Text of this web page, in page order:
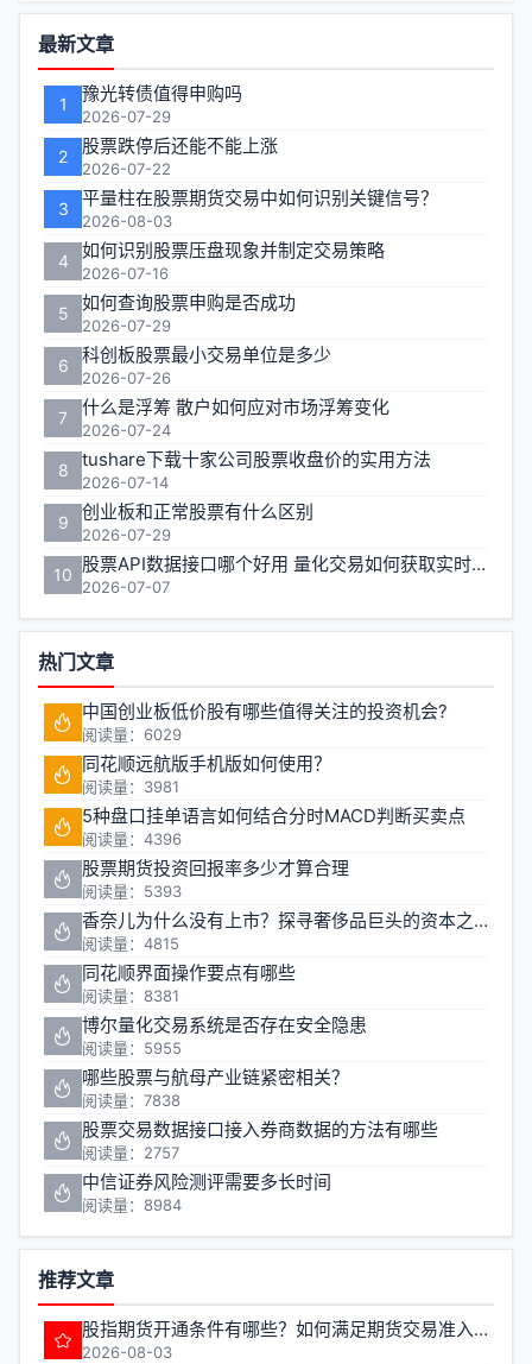
功
能
区
最新文章
1 豫光转债值得申购吗
2026-07-29
2 股票跌停后还能不能上涨
2026-07-22
3 平量柱在股票期货交易中如何识别关键信号？
2026-08-03
4 如何识别股票压盘现象并制定交易策略
2026-07-16
5 如何查询股票申购是否成功
2026-07-29
6 科创板股票最小交易单位是多少
2026-07-26
7 什么是浮筹 散户如何应对市场浮筹变化
2026-07-24
8 tushare下载十家公司股票收盘价的实用方法
2026-07-14
9 创业板和正常股票有什么区别
2026-07-29
10 股票API数据接口哪个好用 量化交易如何获取实时行情
2026-07-07
热门文章
中国创业板低价股有哪些值得关注的投资机会?
阅读量：6029
同花顺远航版手机版如何使用？
阅读量：3981
5种盘口挂单语言如何结合分时MACD判断买卖点
阅读量：4396
股票期货投资回报率多少才算合理
阅读量：5393
香奈儿为什么没有上市？探寻奢侈品巨头的资本之路
阅读量：4815
同花顺界面操作要点有哪些
阅读量：8381
博尔量化交易系统是否存在安全隐患
阅读量：5955
哪些股票与航母产业链紧密相关？
阅读量：7838
股票交易数据接口接入券商数据的方法有哪些
阅读量：2757
中信证券风险测评需要多长时间
阅读量：8984
推荐文章
股指期货开通条件有哪些？如何满足期货交易准入要求？
2026-08-03